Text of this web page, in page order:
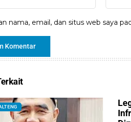
nama, email, dan situs web saya